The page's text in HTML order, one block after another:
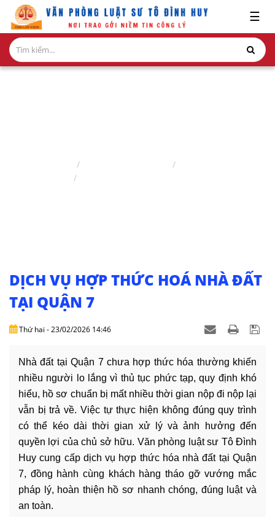
GIỚI
THIỆU
DỊCH
VỤ
VĂN
BẢN
THỦ
TỤC
LIÊN
HỆ
☰
DỊCH VỤ HỢP THỨC HOÁ NHÀ ĐẤT
TẠI QUẬN 7
Thứ hai - 23/02/2026 14:46
Nhà đất tại Quận 7 chưa hợp thức hóa thường khiến
nhiều người lo lắng vì thủ tục phức tạp, quy định khó
hiểu, hồ sơ chuẩn bị mất nhiều thời gian nộp đi nộp lại
vẫn bị trả về. Việc tự thực hiện không đúng quy trình
có thể kéo dài thời gian xử lý và ảnh hưởng đến
quyền lợi của chủ sở hữu. Văn phòng luật sư Tô Đình
Huy cung cấp dịch vụ hợp thức hóa nhà đất tại Quận
7, đồng hành cùng khách hàng tháo gỡ vướng mắc
pháp lý, hoàn thiện hồ sơ nhanh chóng, đúng luật và
an toàn.